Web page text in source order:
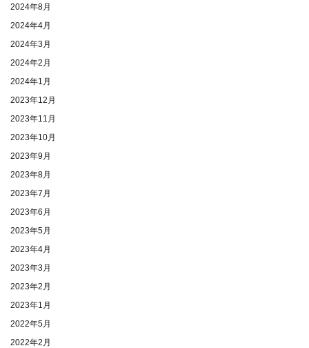
2024年8月
2024年4月
2024年3月
2024年2月
2024年1月
2023年12月
2023年11月
2023年10月
2023年9月
2023年8月
2023年7月
2023年6月
2023年5月
2023年4月
2023年3月
2023年2月
2023年1月
2022年5月
2022年2月